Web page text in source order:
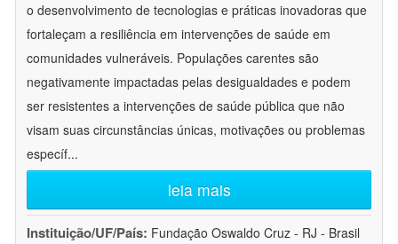
o desenvolvimento de tecnologias e práticas inovadoras que
fortaleçam a resiliência em intervenções de saúde em
comunidades vulneráveis. Populações carentes são
negativamente impactadas pelas desigualdades e podem
ser resistentes a intervenções de saúde pública que não
visam suas circunstâncias únicas, motivações ou problemas
específ...
leia mais
Instituição/UF/País: Fundação Oswaldo Cruz - RJ - Brasil